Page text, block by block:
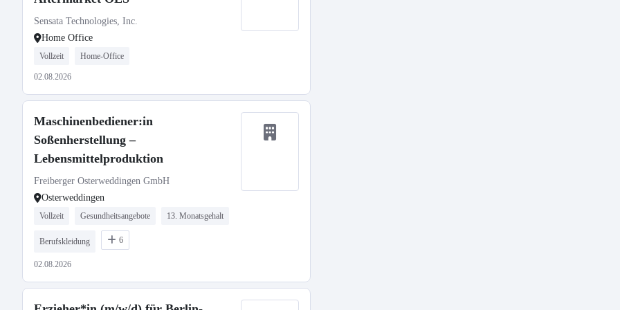
Sensata Technologies, Inc.
Home Office
Vollzeit Home-Office
02.08.2026
Maschinenbediener:in
Soßenherstellung –
Lebensmittelproduktion
Freiberger Osterweddingen GmbH
Osterweddingen
Vollzeit Gesundheitsangebote 13. Monatsgehalt
Berufskleidung 6
02.08.2026